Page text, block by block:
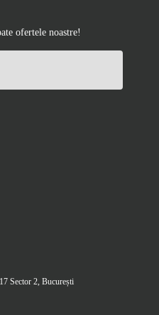
ofertele noastre!
Sector 2, București